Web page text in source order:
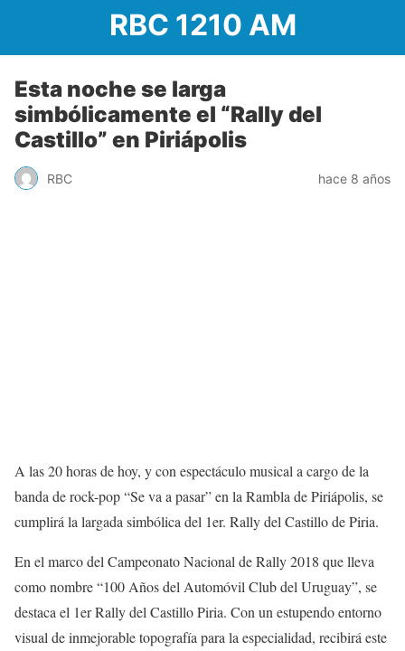
RBC 1210 AM
Esta noche se larga
simbólicamente el “Rally del
Castillo” en Piriápolis
RBC hace 8 años
A las 20 horas de hoy, y con espectáculo musical a cargo de la
banda de rock-pop “Se va a pasar” en la Rambla de Piriápolis, se
cumplirá la largada simbólica del 1er. Rally del Castillo de Piria.
En el marco del Campeonato Nacional de Rally 2018 que lleva
como nombre “100 Años del Automóvil Club del Uruguay”, se
destaca el 1er Rally del Castillo Piria. Con un estupendo entorno
visual de inmejorable topografía para la especialidad, recibirá este